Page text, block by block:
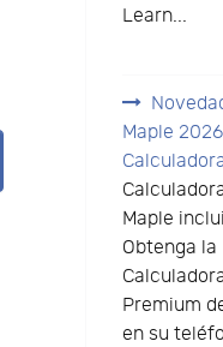
Learn...
Maple
Maple
Obtenga la
Premium
en su